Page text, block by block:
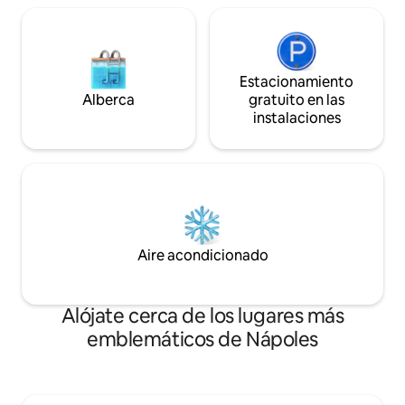
Alberca
Estacionamiento
gratuito en las
instalaciones
Aire acondicionado
Alójate cerca de los lugares más
emblemáticos de Nápoles